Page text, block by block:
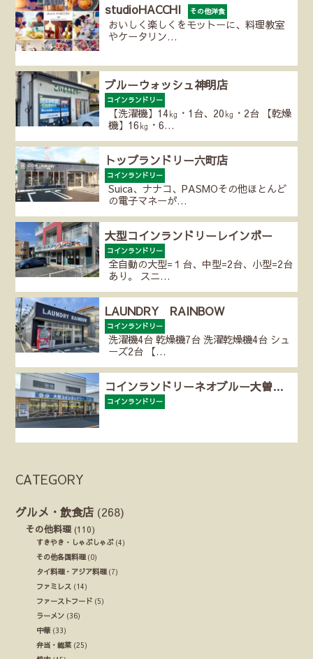
studioHACCHI その他洋食
おいしく楽しくをモットーに、料理教室
やケータリン…
ブルーウォッシュ神明店
コインランドリー
【洗濯機】14㎏・1台、20㎏・2台 【乾燥
機】16㎏・6…
トップランドリー六町店
コインランドリー
Suica、ナナコ、PASMOその他ほとんど
の電子マネーが…
大型コインランドリーレインボー
コインランドリー
全自動の大型=１台、中型=2台、小型=2台
あり。 スニ…
LAUNDRY RAINBOW
コインランドリー
洗濯機4台 乾燥機7台 洗濯乾燥機4台 シュ
ーズ2台 【…
コインランドリーネオブルー大曽…
コインランドリー
CATEGORY
グルメ・飲食店 (268)
その他料理 (110)
すきやき・しゃぶしゃぶ(4)
その他各国料理(0)
タイ料理・アジア料理(7)
ファミレス (14)
ファーストフード (5)
ラーメン (36)
中華(33)
弁当・総菜 (25)